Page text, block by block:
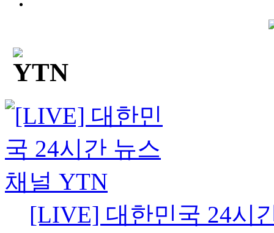
[LIVE] 대한민국 24시